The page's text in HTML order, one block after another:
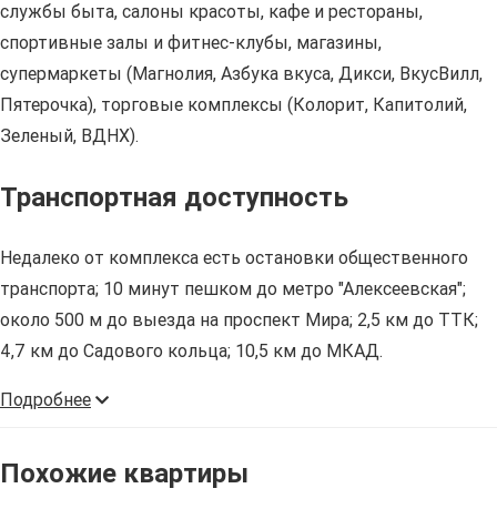
службы быта, салоны красоты, кафе и рестораны,
спортивные залы и фитнес-клубы, магазины,
супермаркеты (Магнолия, Азбука вкуса, Дикси, ВкусВилл,
Пятерочка), торговые комплексы (Колорит, Капитолий,
Зеленый, ВДНХ).
Транспортная доступность
Недалеко от комплекса есть остановки общественного
транспорта; 10 минут пешком до метро "Алексеевская";
около 500 м до выезда на проспект Мира; 2,5 км до ТТК;
4,7 км до Садового кольца; 10,5 км до МКАД.
Подробнее
Похожие квартиры